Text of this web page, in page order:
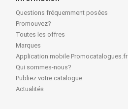
Questions fréquemment posées
Promouvez?
Toutes les offres
Marques
Application mobile Promocatalogues.fr
Qui sommes-nous?
Publiez votre catalogue
Actualités